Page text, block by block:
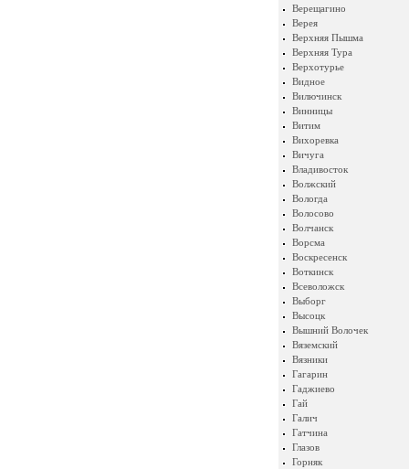
Верещагино
Верея
Верхняя Пышма
Верхняя Тура
Верхотурье
Видное
Вилючинск
Винницы
Витим
Вихоревка
Вичуга
Владивосток
Волжский
Вологда
Волосово
Волчанск
Ворсма
Воскресенск
Воткинск
Всеволожск
Выборг
Высоцк
Вышний Волочек
Вяземский
Вязники
Гагарин
Гаджиево
Гай
Галич
Гатчина
Глазов
Горняк